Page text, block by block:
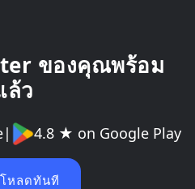
ของคุณพร้อม
ล้ว
| 4.8 ★ on Google Play
หลดทันที